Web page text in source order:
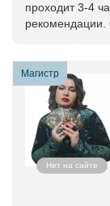
проходит 3-4
рекомендации.
Магистр
Нет на сайте